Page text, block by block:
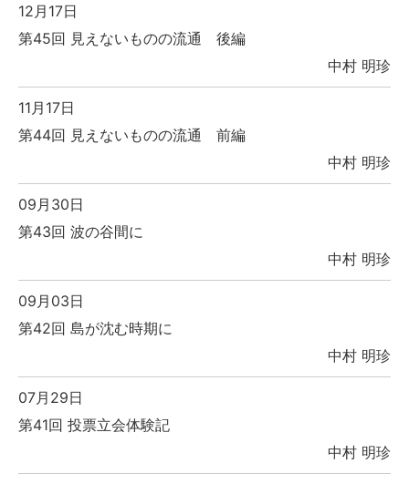
12月17日
第45回 見えないものの流通 後編
中村 明珍
11月17日
第44回 見えないものの流通 前編
中村 明珍
09月30日
第43回 波の谷間に
中村 明珍
09月03日
第42回 島が沈む時期に
中村 明珍
07月29日
第41回 投票立会体験記
中村 明珍